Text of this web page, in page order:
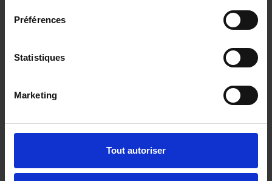
Préférences
Statistiques
Marketing
Tout autoriser
PEUGEOT EXPERT FOURGON